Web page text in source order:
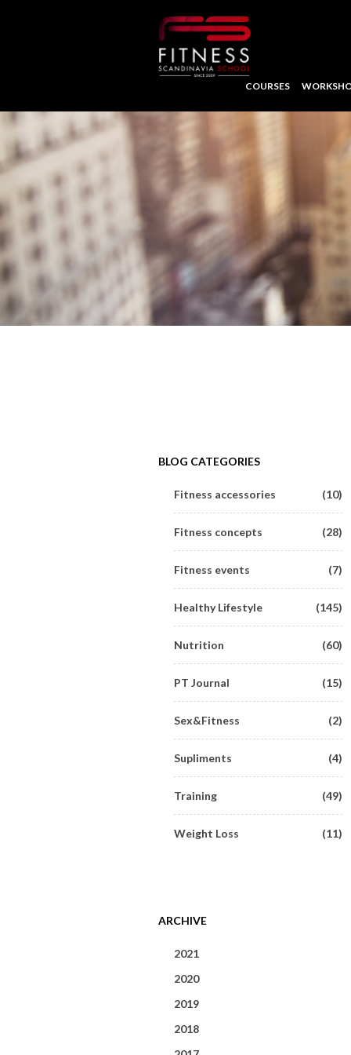
COURSES
BLOG CATEGORIES
Fitness accessories (10)
Fitness concepts (28)
Fitness events (7)
Healthy Lifestyle (145)
Nutrition (60)
PT Journal (15)
Sex&Fitness (2)
Supliments (4)
Training (49)
Weight Loss (11)
ARCHIVE
2021
June 2021
2020
May 2020
2019
September 2019
2018